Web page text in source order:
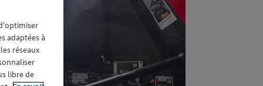
adaptées à
réseaux
libre de